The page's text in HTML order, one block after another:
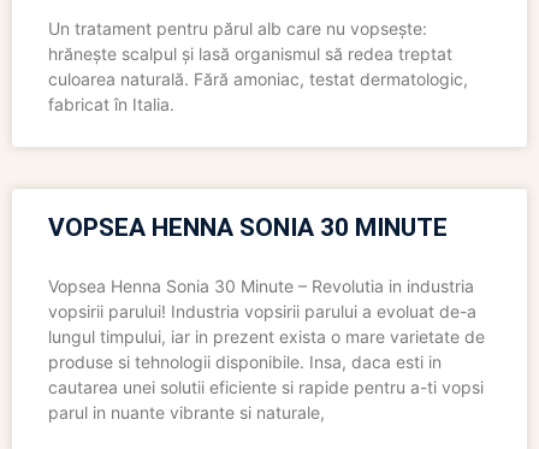
Un tratament pentru părul alb care nu vopsește:
hrănește scalpul și lasă organismul să redea treptat
culoarea naturală. Fără amoniac, testat dermatologic,
fabricat în Italia.
VOPSEA HENNA SONIA 30 MINUTE
Vopsea Henna Sonia 30 Minute – Revolutia in industria
vopsirii parului! Industria vopsirii parului a evoluat de-a
lungul timpului, iar in prezent exista o mare varietate de
produse si tehnologii disponibile. Insa, daca esti in
cautarea unei solutii eficiente si rapide pentru a-ti vopsi
parul in nuante vibrante si naturale,